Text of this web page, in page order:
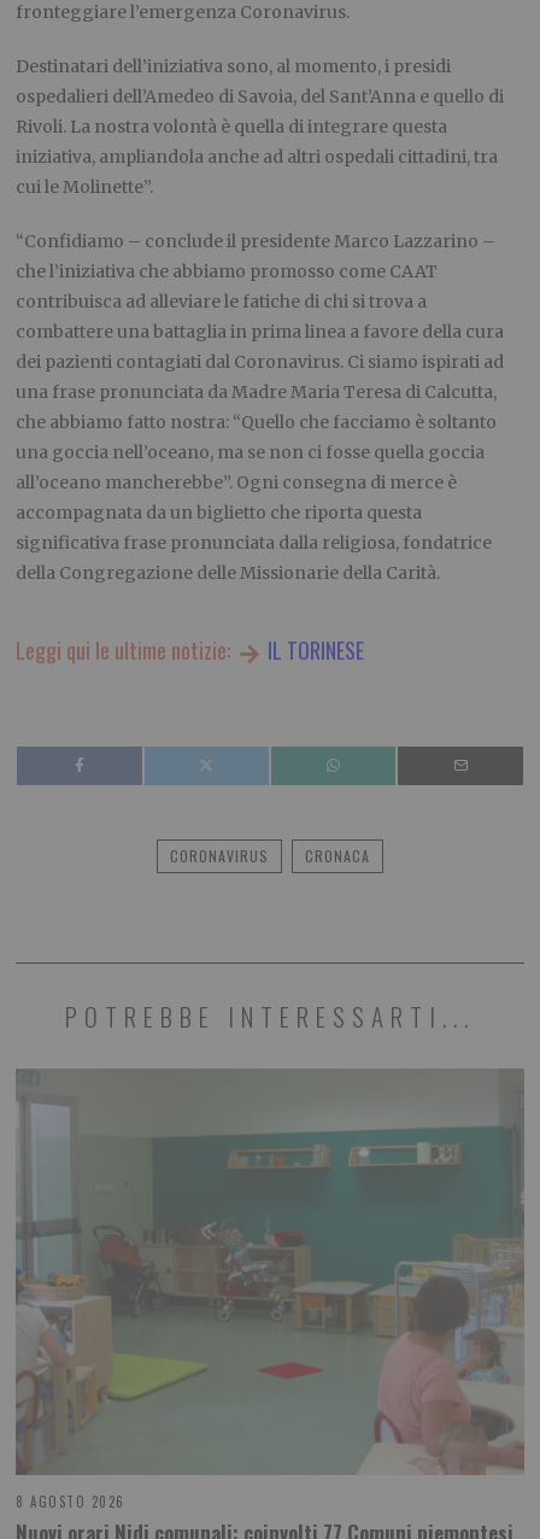
fronteggiare l’emergenza Coronavirus.
Destinatari dell’iniziativa sono, al momento, i presidi
ospedalieri dell’Amedeo di Savoia, del Sant’Anna e quello di
Rivoli. La nostra volontà è quella di integrare questa
iniziativa, ampliandola anche ad altri ospedali cittadini, tra
cui le Molinette”.
“Confidiamo – conclude il presidente Marco Lazzarino –
che l’iniziativa che abbiamo promosso come CAAT
contribuisca ad alleviare le fatiche di chi si trova a
combattere una battaglia in prima linea a favore della cura
dei pazienti contagiati dal Coronavirus. Ci siamo ispirati ad
una frase pronunciata da Madre Maria Teresa di Calcutta,
che abbiamo fatto nostra: “Quello che facciamo è soltanto
una goccia nell’oceano, ma se non ci fosse quella goccia
all’oceano mancherebbe”. Ogni consegna di merce è
accompagnata da un biglietto che riporta questa
significativa frase pronunciata dalla religiosa, fondatrice
della Congregazione delle Missionarie della Carità.
Leggi qui le ultime notizie: IL TORINESE
CORONAVIRUS CRONACA
POTREBBE INTERESSARTI...
8 AGOSTO 2026
Nuovi orari Nidi comunali: coinvolti 77 Comuni piemontesi